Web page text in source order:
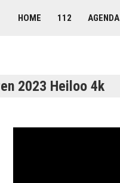
HOME 112 AGENDA
2023 Heiloo 4k